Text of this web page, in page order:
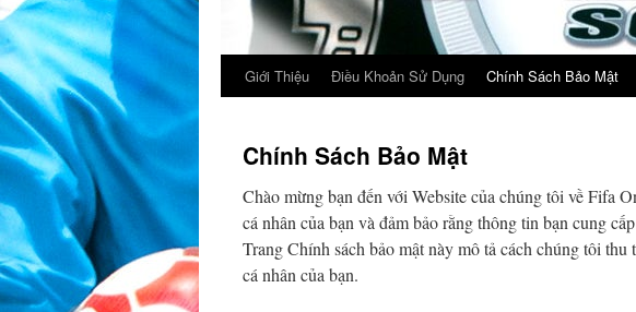
Chuyển
nội
dung
Giới Thiệu Điều Khoản Sử Dụng Chính Sách Bảo Mật
Chính Sách Bảo Mật
Chào mừng bạn đến với Website của chúng tôi về Fifa
cá nhân của bạn và đảm bảo rằng thông tin bạn cung
Trang Chính sách bảo mật này mô tả cách chúng tôi
cá nhân của bạn.